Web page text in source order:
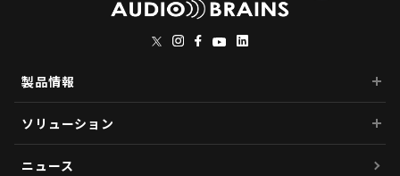
製品情報
ソリューション
ニュース